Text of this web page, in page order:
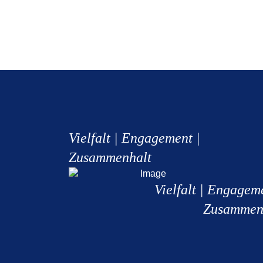
Vielfalt | Engagement |
Zusammenhalt
Vielfalt |